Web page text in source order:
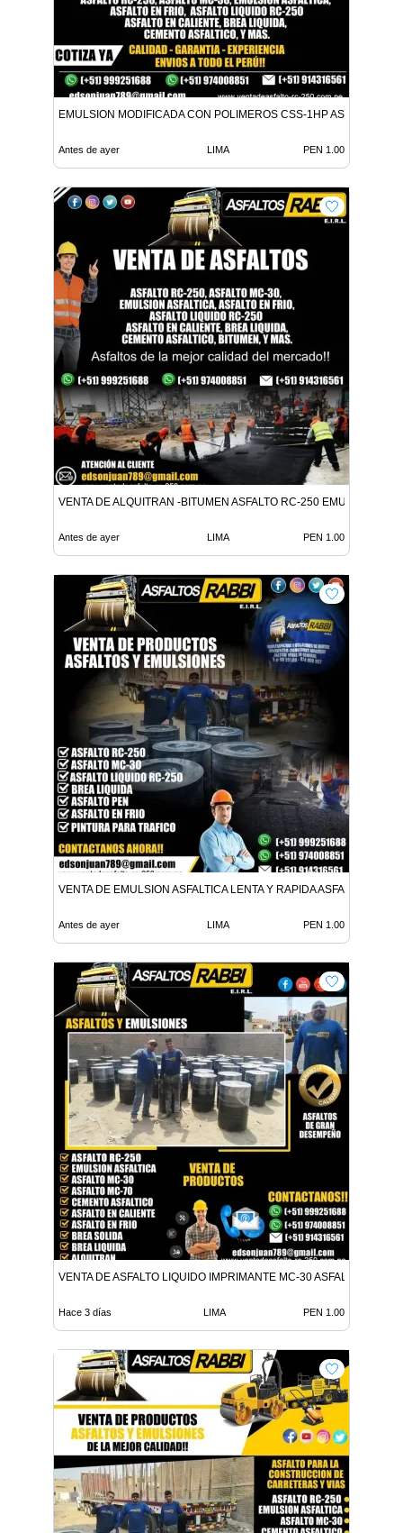
EMULSION MODIFICADA CON POLIMEROS CSS-1HP ASFALTO
Antes de ayer LIMA PEN 1.00
VENTA DE ALQUITRAN -BITUMEN ASFALTO RC-250 EMULSION
Antes de ayer LIMA PEN 1.00
VENTA DE EMULSION ASFALTICA LENTA Y RAPIDA ASFALTO EN
Antes de ayer LIMA PEN 1.00
VENTA DE ASFALTO LIQUIDO IMPRIMANTE MC-30 ASFALTO
Hace 3 días LIMA PEN 1.00